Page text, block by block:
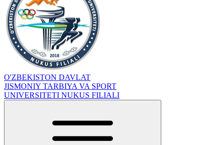
O'ZBEKISTON DAVLAT
JISMONIY TARBIYA VA SPORT
UNIVERSITETI NUKUS FILIALI